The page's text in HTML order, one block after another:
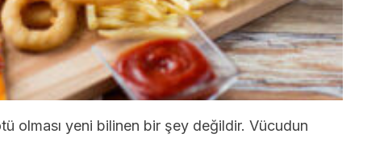
olması yeni bilinen bir şey değildir. Vücudun